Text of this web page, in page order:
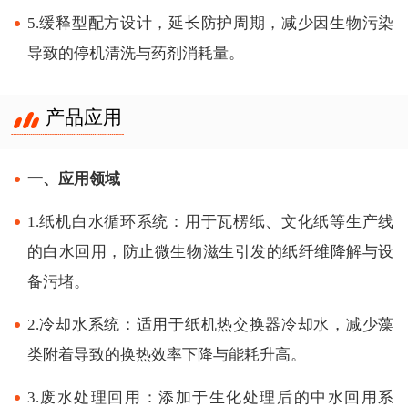
5.缓释型配方设计，延长防护周期，减少因生物污染
导致的停机清洗与药剂消耗量。
产品应用
一、应用领域
1.纸机白水循环系统：用于瓦楞纸、文化纸等生产线
的白水回用，防止微生物滋生引发的纸纤维降解与设
备污堵。
2.冷却水系统：适用于纸机热交换器冷却水，减少藻
类附着导致的换热效率下降与能耗升高。
3.废水处理回用：添加于生化处理后的中水回用系